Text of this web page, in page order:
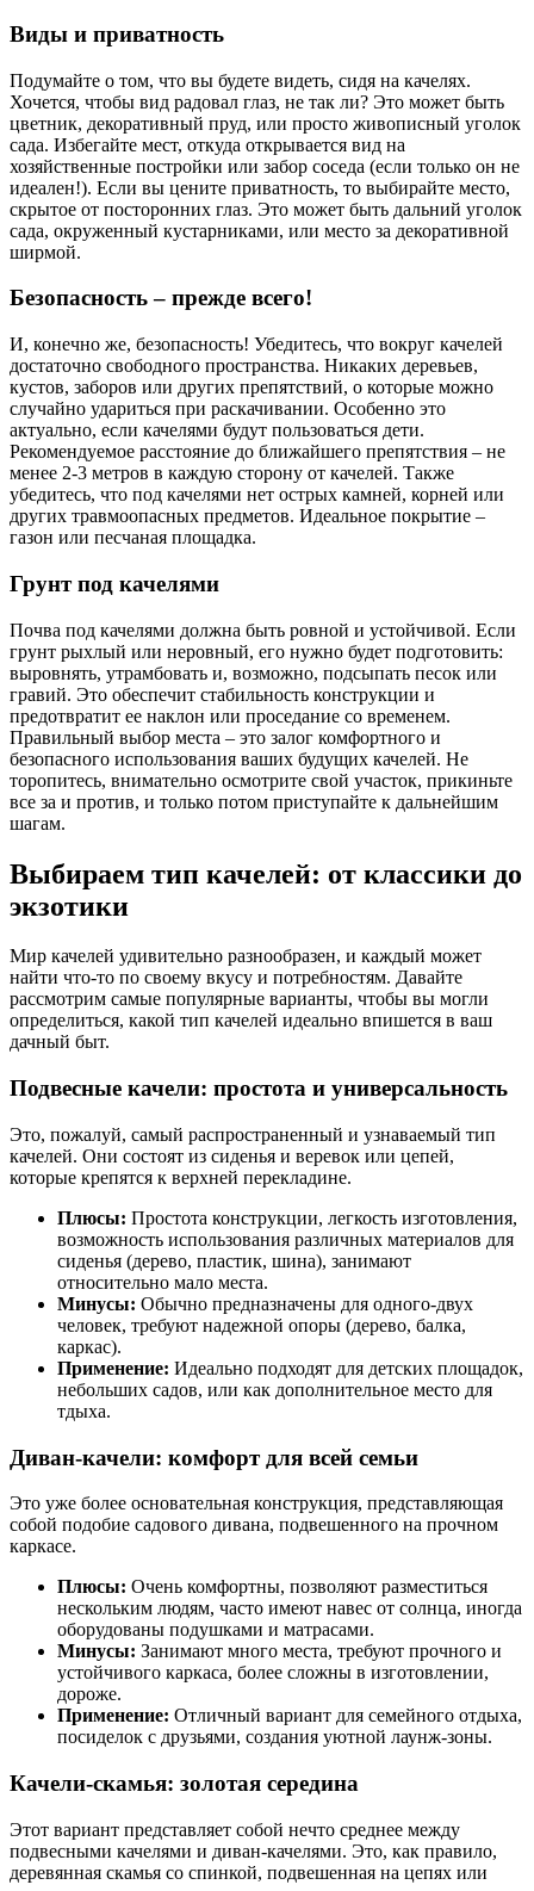
Виды и приватность
Подумайте о том, что вы будете видеть, сидя на качелях.
Хочется, чтобы вид радовал глаз, не так ли? Это может быть
цветник, декоративный пруд, или просто живописный уголок
сада. Избегайте мест, откуда открывается вид на
хозяйственные постройки или забор соседа (если только он не
идеален!). Если вы цените приватность, то выбирайте место,
скрытое от посторонних глаз. Это может быть дальний уголок
сада, окруженный кустарниками, или место за декоративной
ширмой.
Безопасность – прежде всего!
И, конечно же, безопасность! Убедитесь, что вокруг качелей
достаточно свободного пространства. Никаких деревьев,
кустов, заборов или других препятствий, о которые можно
случайно удариться при раскачивании. Особенно это
актуально, если качелями будут пользоваться дети.
Рекомендуемое расстояние до ближайшего препятствия – не
менее 2-3 метров в каждую сторону от качелей. Также
убедитесь, что под качелями нет острых камней, корней или
других травмоопасных предметов. Идеальное покрытие –
газон или песчаная площадка.
Грунт под качелями
Почва под качелями должна быть ровной и устойчивой. Если
грунт рыхлый или неровный, его нужно будет подготовить:
выровнять, утрамбовать и, возможно, подсыпать песок или
гравий. Это обеспечит стабильность конструкции и
предотвратит ее наклон или проседание со временем.
Правильный выбор места – это залог комфортного и
безопасного использования ваших будущих качелей. Не
торопитесь, внимательно осмотрите свой участок, прикиньте
все за и против, и только потом приступайте к дальнейшим
шагам.
Выбираем тип качелей: от классики до
экзотики
Мир качелей удивительно разнообразен, и каждый может
найти что-то по своему вкусу и потребностям. Давайте
рассмотрим самые популярные варианты, чтобы вы могли
определиться, какой тип качелей идеально впишется в ваш
дачный быт.
Подвесные качели: простота и универсальность
Это, пожалуй, самый распространенный и узнаваемый тип
качелей. Они состоят из сиденья и веревок или цепей,
которые крепятся к верхней перекладине.
Плюсы: Простота конструкции, легкость изготовления,
возможность использования различных материалов для
сиденья (дерево, пластик, шина), занимают
относительно мало места.
Минусы: Обычно предназначены для одного-двух
человек, требуют надежной опоры (дерево, балка,
каркас).
Применение: Идеально подходят для детских площадок,
небольших садов, или как дополнительное место для
тдыха.
Диван-качели: комфорт для всей семьи
Это уже более основательная конструкция, представляющая
собой подобие садового дивана, подвешенного на прочном
каркасе.
Плюсы: Очень комфортны, позволяют разместиться
нескольким людям, часто имеют навес от солнца, иногда
оборудованы подушками и матрасами.
Минусы: Занимают много места, требуют прочного и
устойчивого каркаса, более сложны в изготовлении,
дороже.
Применение: Отличный вариант для семейного отдыха,
посиделок с друзьями, создания уютной лаунж-зоны.
Качели-скамья: золотая середина
Этот вариант представляет собой нечто среднее между
подвесными качелями и диван-качелями. Это, как правило,
деревянная скамья со спинкой, подвешенная на цепях или